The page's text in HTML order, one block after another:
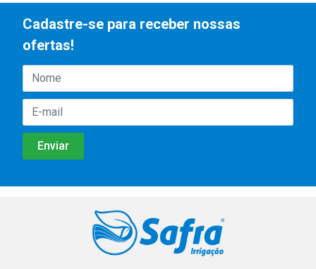
Cadastre-se para receber nossas
ofertas!